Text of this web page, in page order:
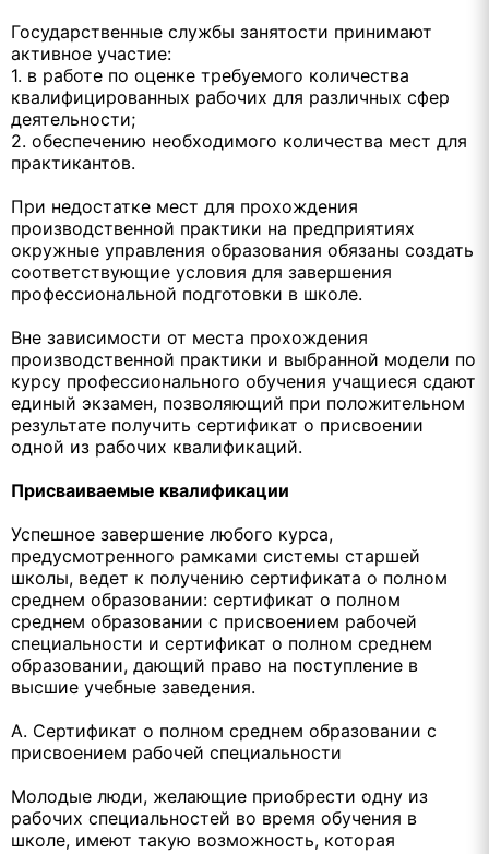
Государственные службы занятости принимают
активное участие:
1. в работе по оценке требуемого количества
квалифицированных рабочих для различных сфер
деятельности;
2. обеспечению необходимого количества мест для
практикантов.
При недостатке мест для прохождения
производственной практики на предприятиях
окружные управления образования обязаны создать
соответствующие условия для завершения
профессиональной подготовки в школе.
Вне зависимости от места прохождения
производственной практики и выбранной модели по
курсу профессионального обучения учащиеся сдают
единый экзамен, позволяющий при положительном
результате получить сертификат о присвоении
одной из рабочих квалификаций.
Присваиваемые квалификации
Успешное завершение любого курса,
предусмотренного рамками системы старшей
школы, ведет к получению сертификата о полном
среднем образовании: сертификат о полном
среднем образовании с присвоением рабочей
специальности и сертификат о полном среднем
образовании, дающий право на поступление в
высшие учебные заведения.
А. Сертификат о полном среднем образовании с
присвоением рабочей специальности
Молодые люди, желающие приобрести одну из
рабочих специальностей во время обучения в
школе, имеют такую возможность, которая